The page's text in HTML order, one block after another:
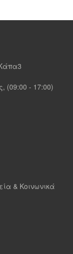
(09:00 - 17:00)
& Κοινωνικά